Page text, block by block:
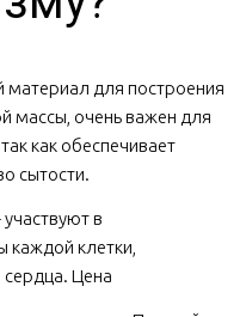
материал для построения
массы, очень важен для
как обеспечивает
сытости.
участвуют в
каждой клетки,
Цена